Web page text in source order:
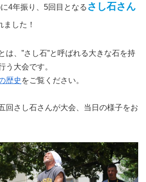
4年振り、5回目となる さし石さん
ました！
は、”さし石”と呼ばれる大きな石を持
う大会です。
歴史 をご覧ください。
回さし石さんが大会、当日の様子をお